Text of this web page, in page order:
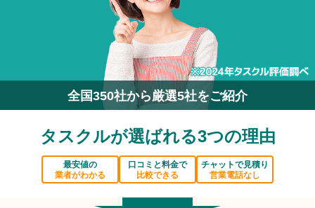
全国350社から厳選5社をご紹介
タスクルが選ばれる3つの理由
最安値の
業者がわかる
口コミと料金で
比較できる
チャットで見積り
営業電話なし